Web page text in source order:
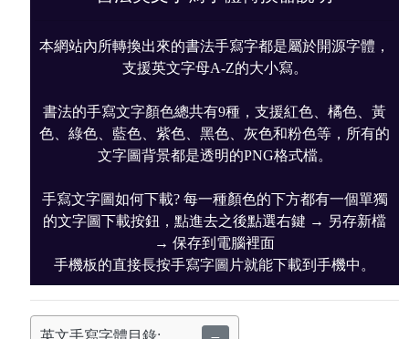
本網站內所轉換出來的書法手寫字都是屬於開源字體，
支援英文字母A-Z的大小寫。
書法的手寫文字顏色總共有9種，支援紅色、橘色、黃
色、綠色、藍色、紫色、黑色、灰色和粉色等，所有的
文字圖背景都是透明的PNG格式檔。
手寫文字圖如何下載? 每一種顏色的下方都有一個單獨
的文字圖下載按鈕，點進去之後點選右鍵 → 另存新檔
→ 保存到電腦裡面
手機板的直接長按手寫字圖片就能下載到手機中。
英文手寫字體目錄: